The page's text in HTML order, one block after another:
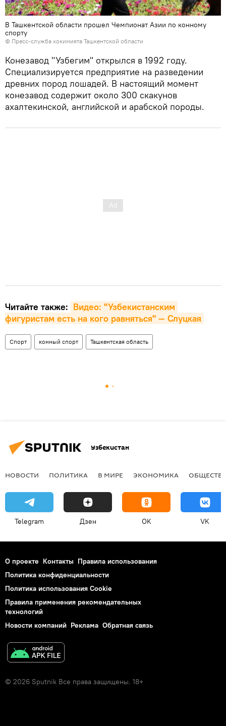
В Ташкентской области прошел Чемпионат Азии по конному
спорту
© Пресс-служба хокимията Ташкентской области
Конезавод "Узбегим" открылся в 1992 году.
Специализируется предприятие на разведении
древних пород лошадей. В настоящий момент
конезавод содержит около 300 скакунов
ахалтекинской, английской и арабской породы.
Читайте также: Видео: "Узбекистанским
фигуристам есть на кого равняться" — Слуцкая
Спорт конный спорт Ташкентская область
Узбекистан
НОВОСТИ ПОЛИТИКА В МИРЕ ЭКОНОМИКА
Telegram Дзен OK VK
О проекте Контакты Правила использования
Политика конфиденциальности
Политика использования Cookie
Правила применения рекомендательных
технологий
Новости компаний Реклама Обратная связь
© 2026 Sputnik Все права защищены. 18+